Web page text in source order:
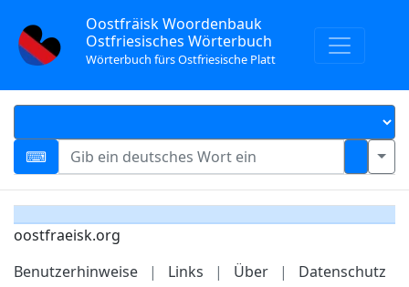
Oostfräisk Woordenbauk
Ostfriesisches Wörterbuch
Wörterbuch fürs Ostfriesische Platt
oostfraeisk.org
Benutzerhinweise
| Links | Über | Datenschutz